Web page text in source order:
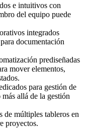
e intuitivos con
del equipo puede
integrados
documentación
prediseñadas
mover elementos,
para gestión de
allá de la gestión
de múltiples tableros en
proyectos.